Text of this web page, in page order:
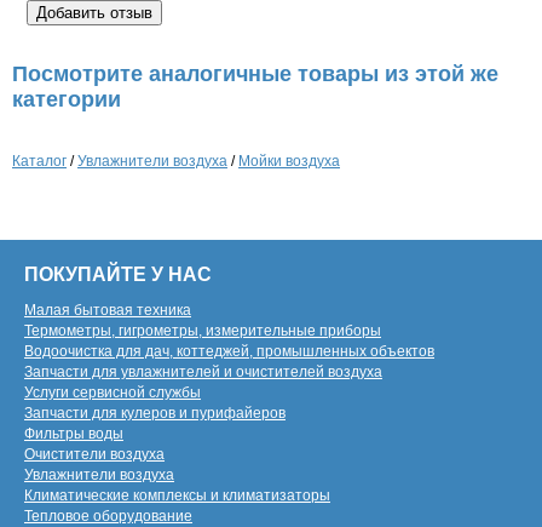
Посмотрите аналогичные товары из этой же
категории
Каталог /Увлажнители воздуха / Мойки воздуха
ПОКУПАЙТЕ У НАС
Малая бытовая техника
Термометры, гигрометры, измерительные приборы
Водоочистка для дач, коттеджей, промышленных объектов
Запчасти для увлажнителей и очистителей воздуха
Услуги сервисной службы
Запчасти для кулеров и пурифайеров
Фильтры воды
Очистители воздуха
Увлажнители воздуха
Климатические комплексы и климатизаторы
Тепловое оборудование